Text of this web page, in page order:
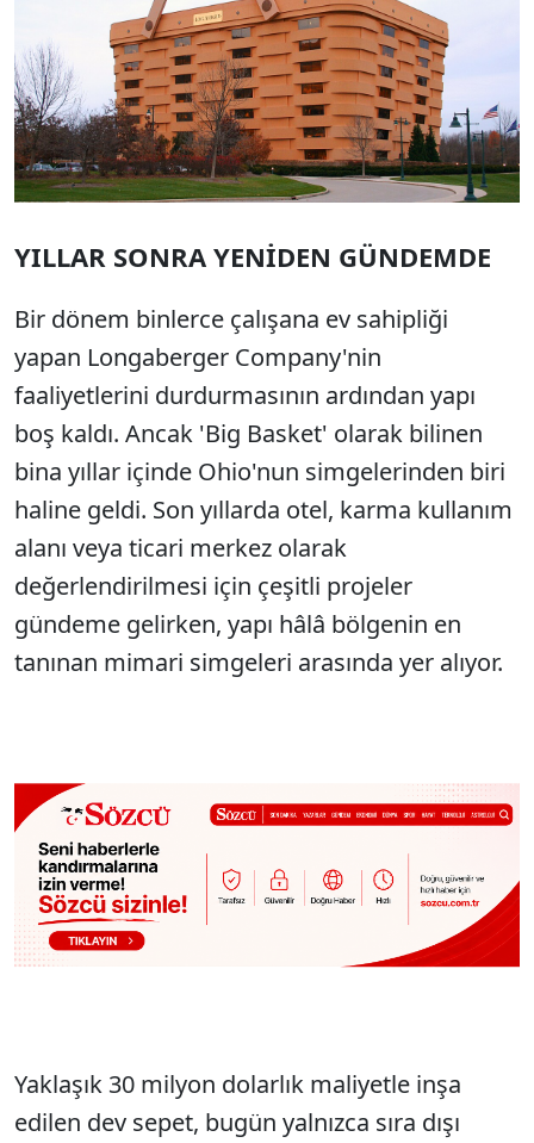
YILLAR SONRA YENİDEN GÜNDEMDE
Bir dönem binlerce çalışana ev sahipliği
yapan Longaberger Company'nin
faaliyetlerini durdurmasının ardından yapı
boş kaldı. Ancak 'Big Basket' olarak bilinen
bina yıllar içinde Ohio'nun simgelerinden biri
haline geldi. Son yıllarda otel, karma kullanım
alanı veya ticari merkez olarak
değerlendirilmesi için çeşitli projeler
gündeme gelirken, yapı hâlâ bölgenin en
tanınan mimari simgeleri arasında yer alıyor.
Yaklaşık 30 milyon dolarlık maliyetle inşa
edilen dev sepet, bugün yalnızca sıra dışı